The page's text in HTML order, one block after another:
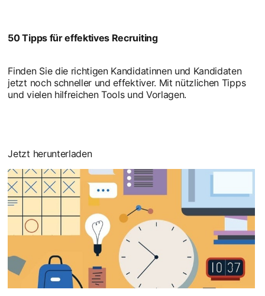
50 Tipps für effektives Recruiting
Finden Sie die richtigen Kandidatinnen und Kandidaten
jetzt noch schneller und effektiver. Mit nützlichen Tipps
und vielen hilfreichen Tools und Vorlagen.
Jetzt herunterladen